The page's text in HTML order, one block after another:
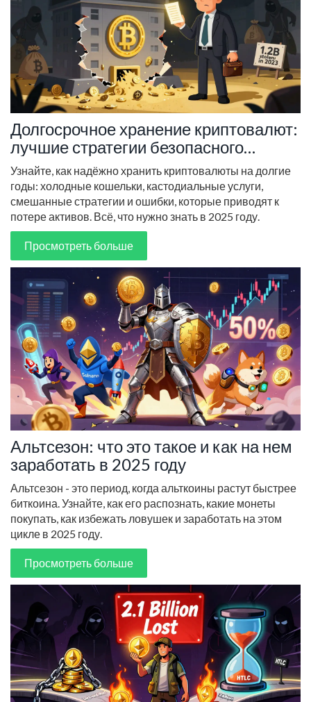
Долгосрочное хранение криптовалют:
лучшие стратегии безопасного
custody в 2025 году
Узнайте, как надёжно хранить криптовалюты на долгие
годы: холодные кошельки, кастодиальные услуги,
смешанные стратегии и ошибки, которые приводят к
потере активов. Всё, что нужно знать в 2025 году.
Просмотреть больше
Альтсезон: что это такое и как на нем
заработать в 2025 году
Альтсезон - это период, когда альткоины растут быстрее
биткоина. Узнайте, как его распознать, какие монеты
покупать, как избежать ловушек и заработать на этом
цикле в 2025 году.
Просмотреть больше